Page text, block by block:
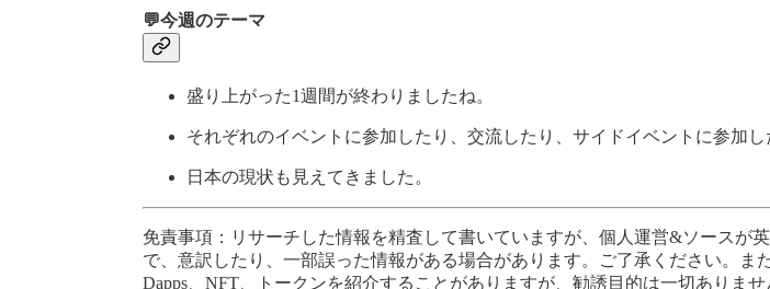
💬今週のテーマ
盛り上がった1週間が終わりましたね。
それぞれのイベントに参加したり、交流したり、サイドイベントに参加し
日本の現状も見えてきました。
免責事項：リサーチした情報を精査して書いていますが、個人運営&ソースが
で、意訳したり、一部誤った情報がある場合があります。ご了承ください。ま
Dapps、NFT、トークンを紹介することがありますが、勧誘目的は一切ありま